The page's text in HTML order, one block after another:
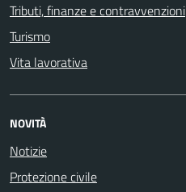
Tributi, finanze e contravvenzioni
Turismo
Vita lavorativa
NOVITÀ
Notizie
Protezione civile